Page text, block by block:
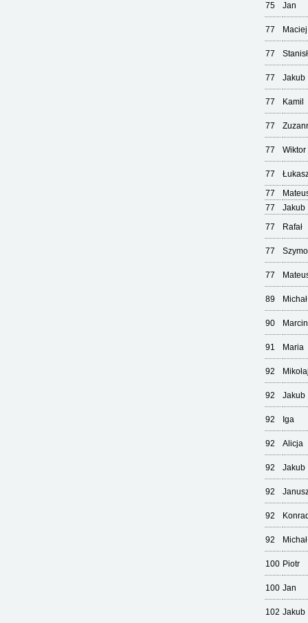
75
Jan
77 Maciej
77
77 Jakub
77 Kamil
77
77 Wiktor
77
77
77
Jakub
77
Rafał
77
77
89 Michał
90 Marcin
91 Maria
92
92 Jakub
92 Iga
92 Alicja
92 Jakub
92
92
92 Michał
100 Piotr
100 Jan
102 Jakub